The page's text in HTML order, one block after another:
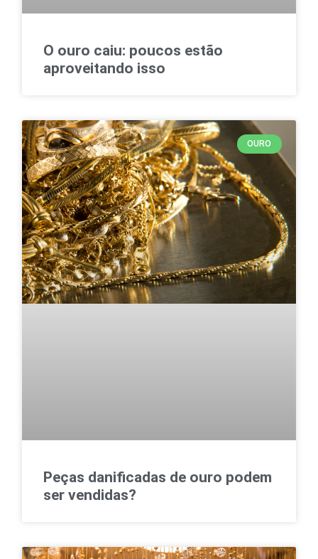
O ouro caiu: poucos estão
aproveitando isso
OURO
Peças danificadas de ouro podem
ser vendidas?